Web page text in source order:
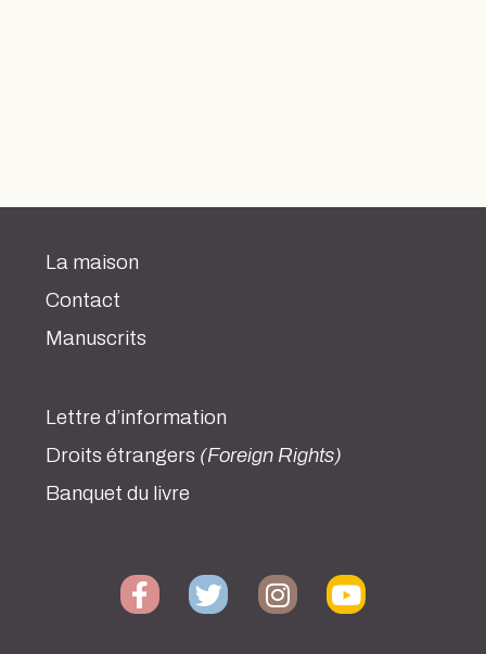
La maison
Contact
Manuscrits
Lettre d’information
Droits étrangers (Foreign Rights)
Banquet du livre